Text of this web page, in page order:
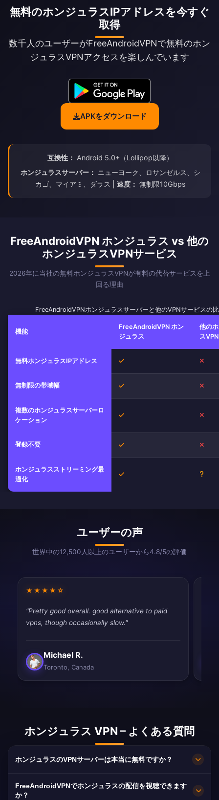
無料のホンジュラスIPアドレスを今すぐ
取得
数千人のユーザーがFreeAndroidVPNで無料のホン
ジュラスVPNアクセスを楽しんでいます
APKをダウンロード
互換性： Android 5.0+（Lollipop以降）
ホンジュラスサーバー：
ニューヨーク、ロサンゼルス、シ
カゴ、マイアミ、ダラス | 速度： 無制限10Gbps
FreeAndroidVPN ホンジュラス vs 他の
ホンジュラスVPNサービス
2026年に当社の無料ホンジュラスVPNが有料の代替サービスを上
回る理由
FreeAndroidVPNホンジュラスサーバーと他のVPNサービスの
機能
FreeAndroidVPN ホン
ジュラス
他の
スVPN
無料ホンジュラスIPアドレス はい
無制限の帯域幅 はい
複数のホンジュラスサーバーロ
ケーション
はい
登録不要 はい
ホンジュラスストリーミング最
適化
はい
ユーザーの声
世界中の12,500人以上のユーザーから4.8/5の評価
★★★★☆
"Pretty good overall. good alternative to paid
vpns, though occasionally slow."
Michael R.
Toronto, Canada
ホンジュラス VPN – よくある質問
ホンジュラスのVPNサーバーは本当に無料ですか？
完全無料です。Tegucigalpaのサーバーを、契約
もカードも登録も不要、帯域無制限で利用できま
FreeAndroidVPNでホンジュラスの配信を視聴できます
か？